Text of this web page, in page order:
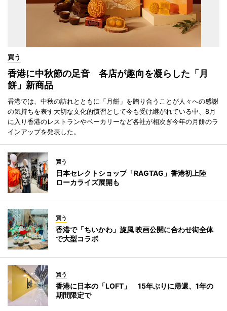
買う
香港に中秋節の足音 各店が趣向を凝らした「月
餅」新商品
香港では、中秋の訪れとともに「月餅」を贈り合うことが人々への感謝
の気持ちを表す大切な文化的慣習として今も受け継がれている中、8月
に入り香港のレストランやベーカリーなど各社が相次ぎ今年の月餅のラ
インアップを発表した。
買う
日本セレクトショップ「RAGTAG」香港初上陸
ローカライズ展開も
買う
香港で「ちいかわ」旋風 映画公開に合わせ街全体
で大型コラボ
買う
香港に日本の「LOFT」 15年ぶりに帰還、1年の
期間限定で